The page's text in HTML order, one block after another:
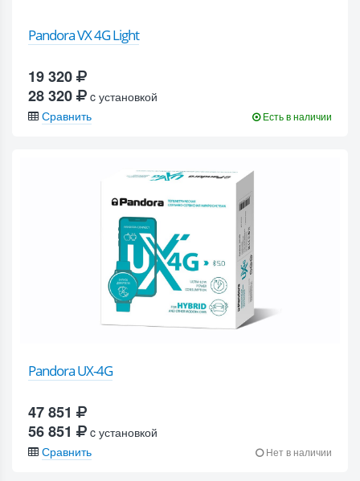
Pandora VX 4G Light
19 320
28 320
c установкой
Сравнить
Есть в наличии
Pandora UX-4G
47 851
56 851
c установкой
Сравнить
Нет в наличии